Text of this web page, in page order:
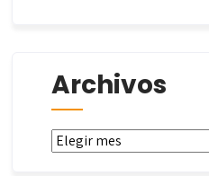
Archivos
Archivos